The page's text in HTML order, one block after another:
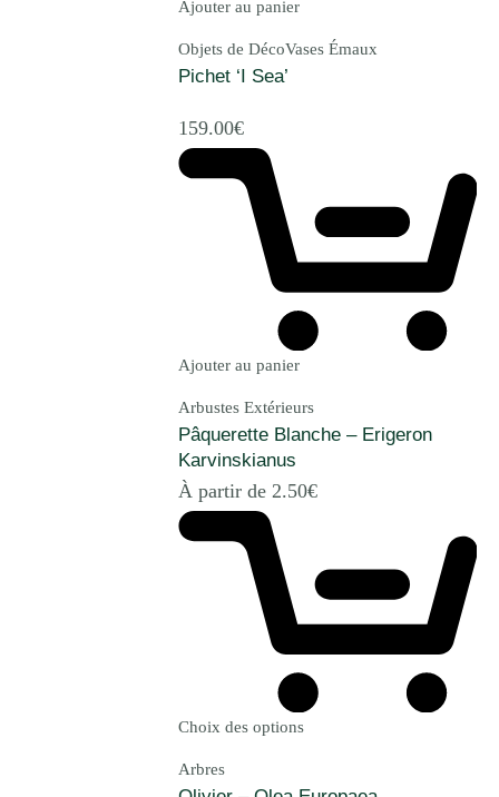
Ajouter au panier
Objets de DécoVases Émaux
Pichet ‘I Sea’
159.00€
Ajouter au panier
Arbustes Extérieurs
Pâquerette Blanche – Erigeron
Karvinskianus
À partir de 2.50€
Choix des options
Arbres